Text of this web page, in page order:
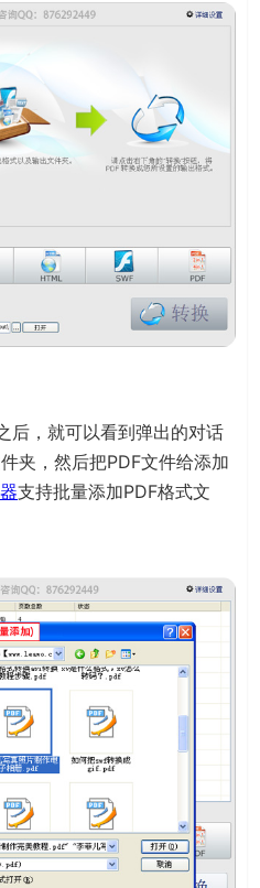
，就可以看到弹出的对话
夹，然后把PDF文件给添加
支持批量添加PDF格式文